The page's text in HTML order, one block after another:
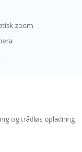
zoom
og trådløs opladning